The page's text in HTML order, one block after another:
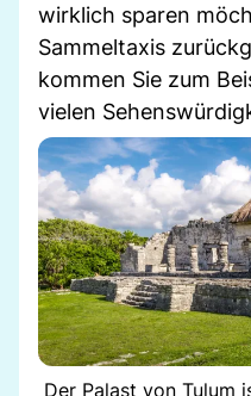
wirklich sparen
Sammeltaxis
kommen Sie zum
vielen
Der Palast von Tulum